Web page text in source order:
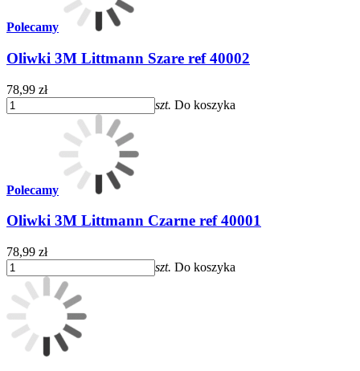
Polecamy
Oliwki 3M Littmann Szare ref 40002
78,99 zł
szt. Do koszyka
Polecamy
Oliwki 3M Littmann Czarne ref 40001
78,99 zł
szt. Do koszyka